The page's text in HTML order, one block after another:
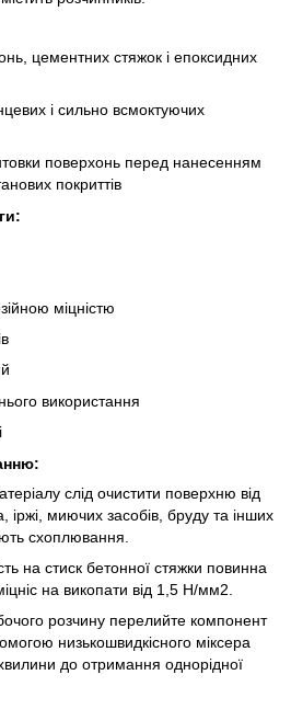
цементних стяжок і епоксидних
і сильно всмоктуючих
поверхонь перед нанесенням
покриттів
міцністю
використання
слід очистити поверхню від
іржі, миючих засобів, бруду та інших
схоплювання.
на стиск бетонної стяжки повинна
на викопати від 1,5 Н/мм2.
розчину перелийте компонент
низькошвидкісного міксера
до отримання однорідної